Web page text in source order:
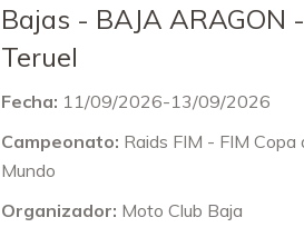
Bajas - BAJA ARAGON -
Teruel
Fecha: 11/09/2026-13/09/2026
Campeonato: Raids FIM - FIM Copa
Mundo
Organizador: Moto Club Baja